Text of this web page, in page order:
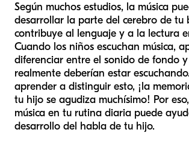
Según muchos estudios, la música
desarrollar la parte del cerebro de tu
contribuye al lenguaje y a la lectura
Cuando los niños escuchan música,
diferenciar entre el sonido de fondo
realmente deberían estar
aprender a distinguir esto, ¡la
tu hijo se agudiza muchísimo! Por
música en tu rutina diaria puede
desarrollo del habla de tu hijo.